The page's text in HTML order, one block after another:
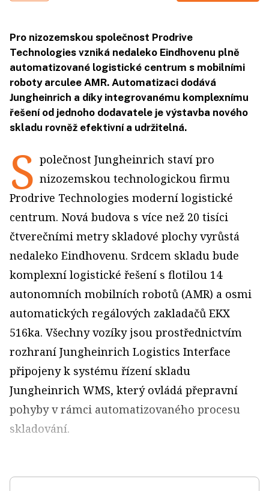
Pro nizozemskou společnost Prodrive
Technologies vzniká nedaleko Eindhovenu plně
automatizované logistické centrum s mobilními
roboty arculee AMR. Automatizaci dodává
Jungheinrich a díky integrovanému komplexnímu
řešení od jednoho dodavatele je výstavba nového
skladu rovněž efektivní a udržitelná.
S polečnost Jungheinrich staví pro
nizozemskou technologickou firmu
Prodrive Technologies moderní logistické
centrum. Nová budova s více než 20 tisíci
čtverečními metry skladové plochy vyrůstá
nedaleko Eindhovenu. Srdcem skladu bude
komplexní logistické řešení s flotilou 14
autonomních mobilních robotů (AMR) a osmi
automatických regálových zakladačů EKX
516ka. Všechny vozíky jsou prostřednictvím
rozhraní Jungheinrich Logistics Interface
připojeny k systému řízení skladu
Jungheinrich WMS, který ovládá přepravní
pohyby v rámci automatizovaného procesu
skladování.